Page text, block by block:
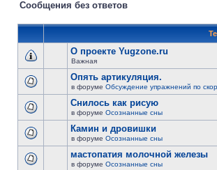
Сообщения без ответов
О проекте Yugzone.ru
Важная
Опять артикуляция.
в форуме Обсуждение упражнений по
Снилось как рисую
в форуме Осознанные сны
Камин и дровишки
в форуме Осознанные сны
мастопатия молочной железы
в форуме Осознанные сны